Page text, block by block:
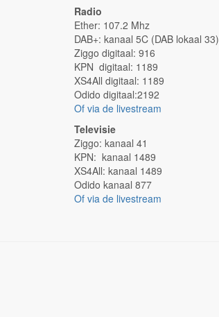
Radio
Ether: 107.2 Mhz
DAB+: kanaal 5C (DAB lokaal 33)
Ziggo digitaal: 916
KPN digitaal: 1189
XS4All digitaal: 1189
Odido digitaal:2192
Of via de livestream
Televisie
Ziggo: kanaal 41
KPN: kanaal 1489
XS4All: kanaal 1489
Odido kanaal 877
Of via de livestream